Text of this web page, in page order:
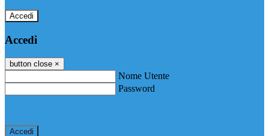
Accedi
Accedi
button close ×
Nome Utente
Password